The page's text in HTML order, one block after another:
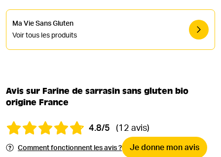
Ma Vie Sans Gluten
Voir tous les produits
Avis sur Farine de sarrasin sans gluten bio
origine France
4.8/5 (12 avis)
Comment fonctionnent les avis ? Je donne mon avis